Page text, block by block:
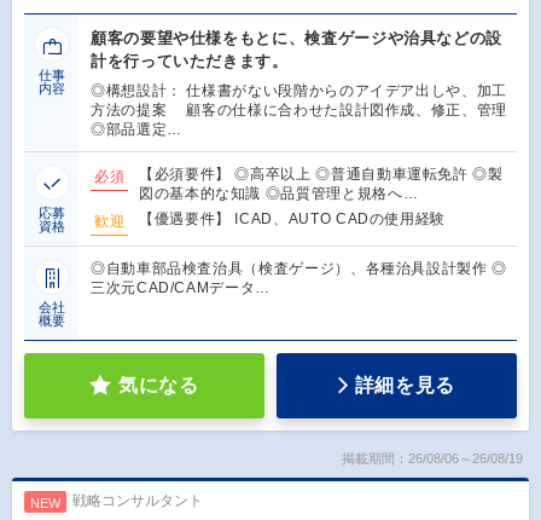
仕事
内容
顧客の要望や仕様をもとに、検査ゲージや治具などの設
計を行っていただきます。
◎構想設計： 仕様書がない段階からのアイデア出しや、加工
方法の提案 顧客の仕様に合わせた設計図作成、修正、管理
◎部品選定…
応募
資格
必須
【必須要件】 ◎高卒以上 ◎普通自動車運転免許 ◎製
図の基本的な知識 ◎品質管理と規格へ…
歓迎
【優遇要件】 ICAD、AUTO CADの使用経験
会社
概要
◎自動車部品検査治具（検査ゲージ）、各種治具設計製作 ◎
三次元CAD/CAMデータ…
気になる 詳細を見る
掲載期間：26/08/06～26/08/19
NEW 戦略コンサルタント